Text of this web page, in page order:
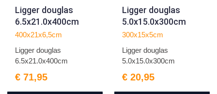
Ligger douglas
6.5x21.0x400cm
400x21x6,5cm
Ligger douglas
6.5x21.0x400cm
€ 71,95
Ligger douglas
5.0x15.0x300cm
300x15x5cm
Ligger douglas
5.0x15.0x300cm
€ 20,95